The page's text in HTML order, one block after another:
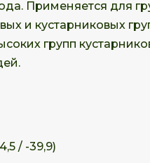
Применяется для
и кустарниковых
групп
/ -39,9)